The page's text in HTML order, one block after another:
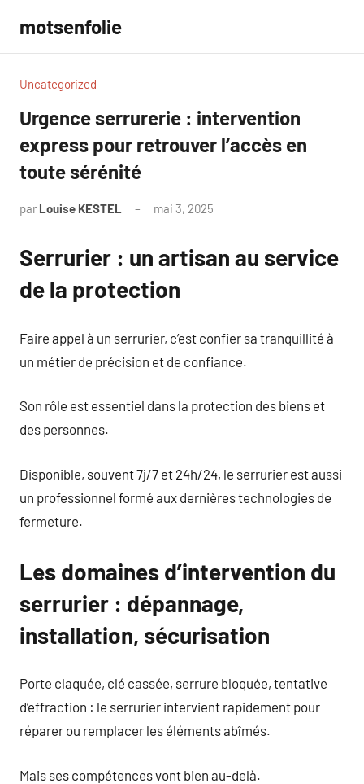
contenu
motsenfolie
Uncategorized
Urgence serrurerie : intervention
express pour retrouver l’accès en
toute sérénité
par Louise KESTEL mai 3, 2025
Serrurier : un artisan au service
de la protection
Faire appel à un serrurier, c’est confier sa tranquillité à
un métier de précision et de confiance.
Son rôle est essentiel dans la protection des biens et
des personnes.
Disponible, souvent 7j/7 et 24h/24, le serrurier est aussi
un professionnel formé aux dernières technologies de
fermeture.
Les domaines d’intervention du
serrurier : dépannage,
installation, sécurisation
Porte claquée, clé cassée, serrure bloquée, tentative
d’effraction : le serrurier intervient rapidement pour
réparer ou remplacer les éléments abîmés.
Mais ses compétences vont bien au-delà.